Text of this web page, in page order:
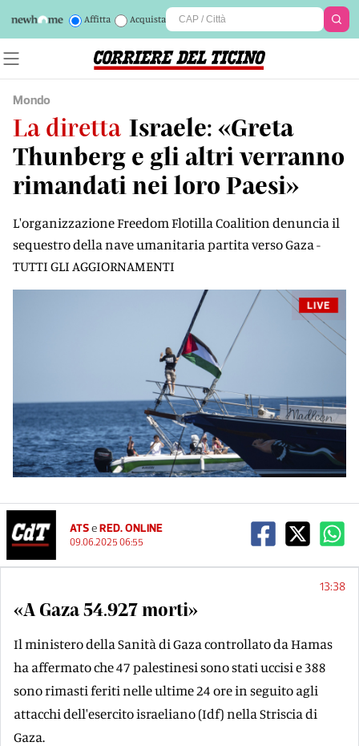
Affitta Acquista
Mondo
La diretta Israele: «Greta
Thunberg e gli altri verranno
rimandati nei loro Paesi»
L'organizzazione Freedom Flotilla Coalition denuncia il
sequestro della nave umanitaria partita verso Gaza -
TUTTI GLI AGGIORNAMENTI
LIVE
ATSeRED. ONLINE
09.06.2025 06:55
13:38
«A Gaza 54.927 morti»
Il ministero della Sanità di Gaza controllato da Hamas
ha affermato che 47 palestinesi sono stati uccisi e 388
sono rimasti feriti nelle ultime 24 ore in seguito agli
attacchi dell'esercito israeliano (Idf) nella Striscia di
Gaza.